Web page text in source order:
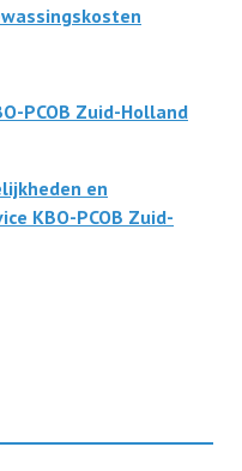
(belastingservice)
PCOB Zuid-Holland
en
KBO-PCOB Zuid-